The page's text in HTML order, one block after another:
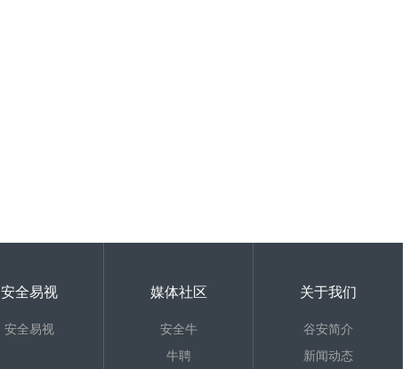
安全易视
安全易视
媒体社区
安全牛
牛聘
关于我们
谷安简介
新闻动态